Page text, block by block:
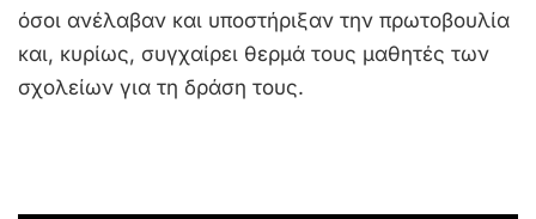
όσοι ανέλαβαν και υποστήριξαν την πρωτοβουλία
και, κυρίως, συγχαίρει θερμά τους μαθητές των
σχολείων για τη δράση τους.